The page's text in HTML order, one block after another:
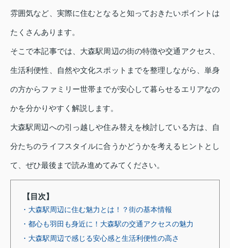
雰囲気など、実際に住むとなると知っておきたいポイントは
たくさんあります。
そこで本記事では、大森駅周辺の街の特徴や交通アクセス、
生活利便性、自然や文化スポットまでを整理しながら、単身
の方からファミリー世帯までが安心して暮らせるエリアなの
かを分かりやすく解説します。
大森駅周辺への引っ越しや住み替えを検討している方は、自
分たちのライフスタイルに合うかどうかを考えるヒントとし
て、ぜひ最後まで読み進めてみてください。
【目次】
・大森駅周辺に住む魅力とは！？街の基本情報
・都心も羽田も身近に！大森駅の交通アクセスの魅力
・大森駅周辺で感じる安心感と生活利便性の高さ